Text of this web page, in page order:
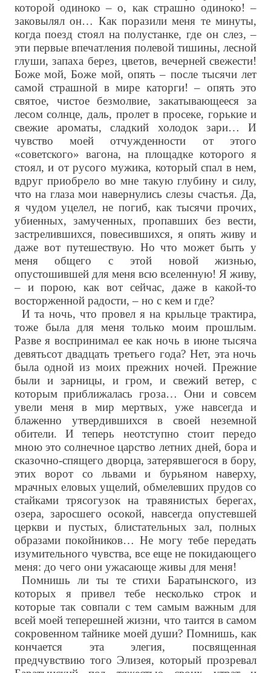
которой одиноко – о, как страшно одиноко! –
заковылял он… Как поразили меня те минуты,
когда поезд стоял на полустанке, где он слез, –
эти первые впечатления полевой тишины, лесной
глуши, запаха берез, цветов, вечерней свежести!
Боже мой, Боже мой, опять – после тысячи лет
самой страшной в мире каторги! – опять это
святое, чистое безмолвие, закатывающееся за
лесом солнце, даль, пролет в просеке, горькие и
свежие ароматы, сладкий холодок зари… И
чувство моей отчужденности от этого
«советского» вагона, на площадке которого я
стоял, и от русого мужика, который спал в нем,
вдруг приобрело во мне такую глубину и силу,
что на глаза мои навернулись слезы счастья. Да,
я чудом уцелел, не погиб, как тысячи прочих,
убиенных, замученных, пропавших без вести,
застрелившихся, повесившихся, я опять живу и
даже вот путешествую. Но что может быть у
меня общего с этой новой жизнью,
опустошившей для меня всю вселенную! Я живу,
– и порою, как вот сейчас, даже в какой-то
восторженной радости, – но с кем и где?
И та ночь, что провел я на крыльце трактира,
тоже была для меня только моим прошлым.
Разве я воспринимал ее как ночь в июне тысяча
девятьсот двадцать третьего года? Нет, эта ночь
была одной из моих прежних ночей. Прежние
были и зарницы, и гром, и свежий ветер, с
которым приближалась гроза… Они и совсем
увели меня в мир мертвых, уже навсегда и
блаженно утвердившихся в своей неземной
обители. И теперь неотступно стоит передо
мною это солнечное царство летних дней, бора и
сказочно-спящего дворца, затерявшегося в бору,
этих ворот со львами и бурьяном наверху,
мрачных еловых ущелий, обмелевших прудов со
стайками трясогузок на травянистых берегах,
озера, заросшего осокой, навсегда опустевшей
церкви и пустых, блистательных зал, полных
образами покойников… Не могу тебе передать
изумительного чувства, все еще не покидающего
меня: до чего они ужасающе живы для меня!
Помнишь ли ты те стихи Баратынского, из
которых я привел тебе несколько строк и
которые так совпали с тем самым важным для
всей моей теперешней жизни, что таится в самом
сокровенном тайнике моей души? Помнишь, как
кончается эта элегия, посвященная
предчувствию того Элизея, который прозревал